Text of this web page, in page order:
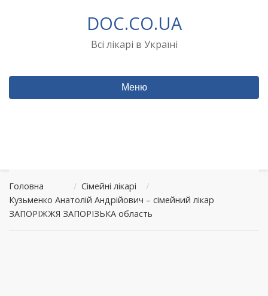
DOC.CO.UA
Всі лікарі в Україні
Меню
Головна / Сімейні лікарі
/
Кузьменко Анатолій Андрійович – сімейний лікар
ЗАПОРІЖЖЯ ЗАПОРІЗЬКА область